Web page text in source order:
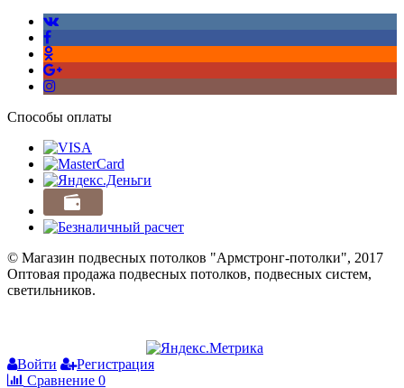
Способы оплаты
© Магазин подвесных потолков "Армстронг-потолки", 2017
Оптовая продажа подвесных потолков, подвесных систем,
светильников.
Войти
Регистрация
Сравнение 0